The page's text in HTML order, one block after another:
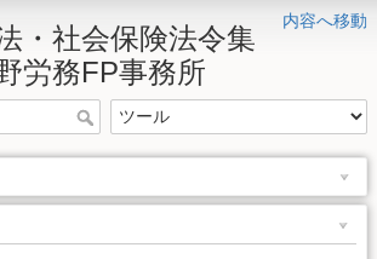
内容へ移動
・社会保険法令集
労務FP事務所